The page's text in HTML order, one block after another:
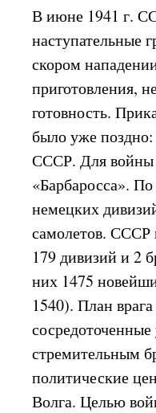
В июне 1941 г.
наступательные
скором
приготовления,
готовность.
было уже
СССР. Для войны
«Барбаросса».
немецких
самолетов. СССР
179 дивизий и 2
них 1475
1540). План
стремительным
политические
Волга. Целью